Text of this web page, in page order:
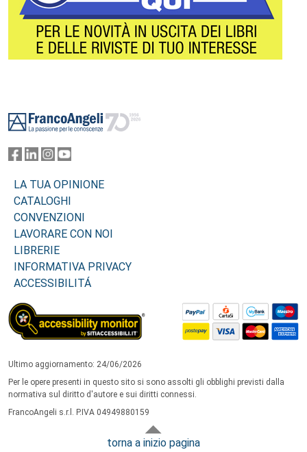
LA TUA OPINIONE
CATALOGHI
CONVENZIONI
LAVORARE CON NOI
LIBRERIE
INFORMATIVA PRIVACY
ACCESSIBILITÁ
Ultimo aggiornamento: 24/06/2026
Per le opere presenti in questo sito si sono assolti gli obblighi previsti dalla
normativa sul diritto d'autore e sui diritti connessi.
FrancoAngeli s.r.l. P.IVA 04949880159
torna a inizio pagina